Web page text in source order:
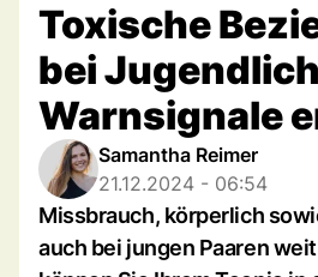
Toxische
bei
Warnsignale
Samantha Reimer
21.12.2024 - 06:54
Missbrauch, körperlich
auch bei jungen Paaren